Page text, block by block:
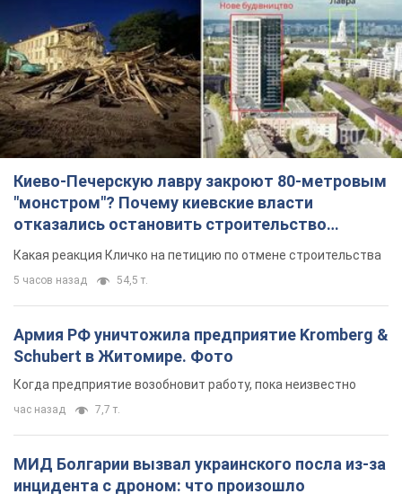
Киево-Печерскую лавру закроют 80-метровым
"монстром"? Почему киевские власти
отказались остановить строительство
небоскреба "московского верующего"
Какая реакция Кличко на петицию по отмене строительства
5 часов назад 54,5 т.
Армия РФ уничтожила предприятие Kromberg &
Schubert в Житомире. Фото
Когда предприятие возобновит работу, пока неизвестно
час назад 7,7 т.
МИД Болгарии вызвал украинского посла из-за
инцидента с дроном: что произошло